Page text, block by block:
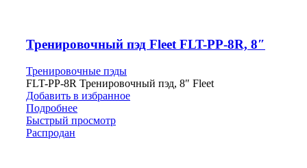
Тренировочный пэд Fleet FLT-PP-8R, 8″
Тренировочные пэды
FLT-PP-8R Тренировочный пэд, 8″ Fleet
Добавить в избранное
Подробнее
Быстрый просмотр
Распродан